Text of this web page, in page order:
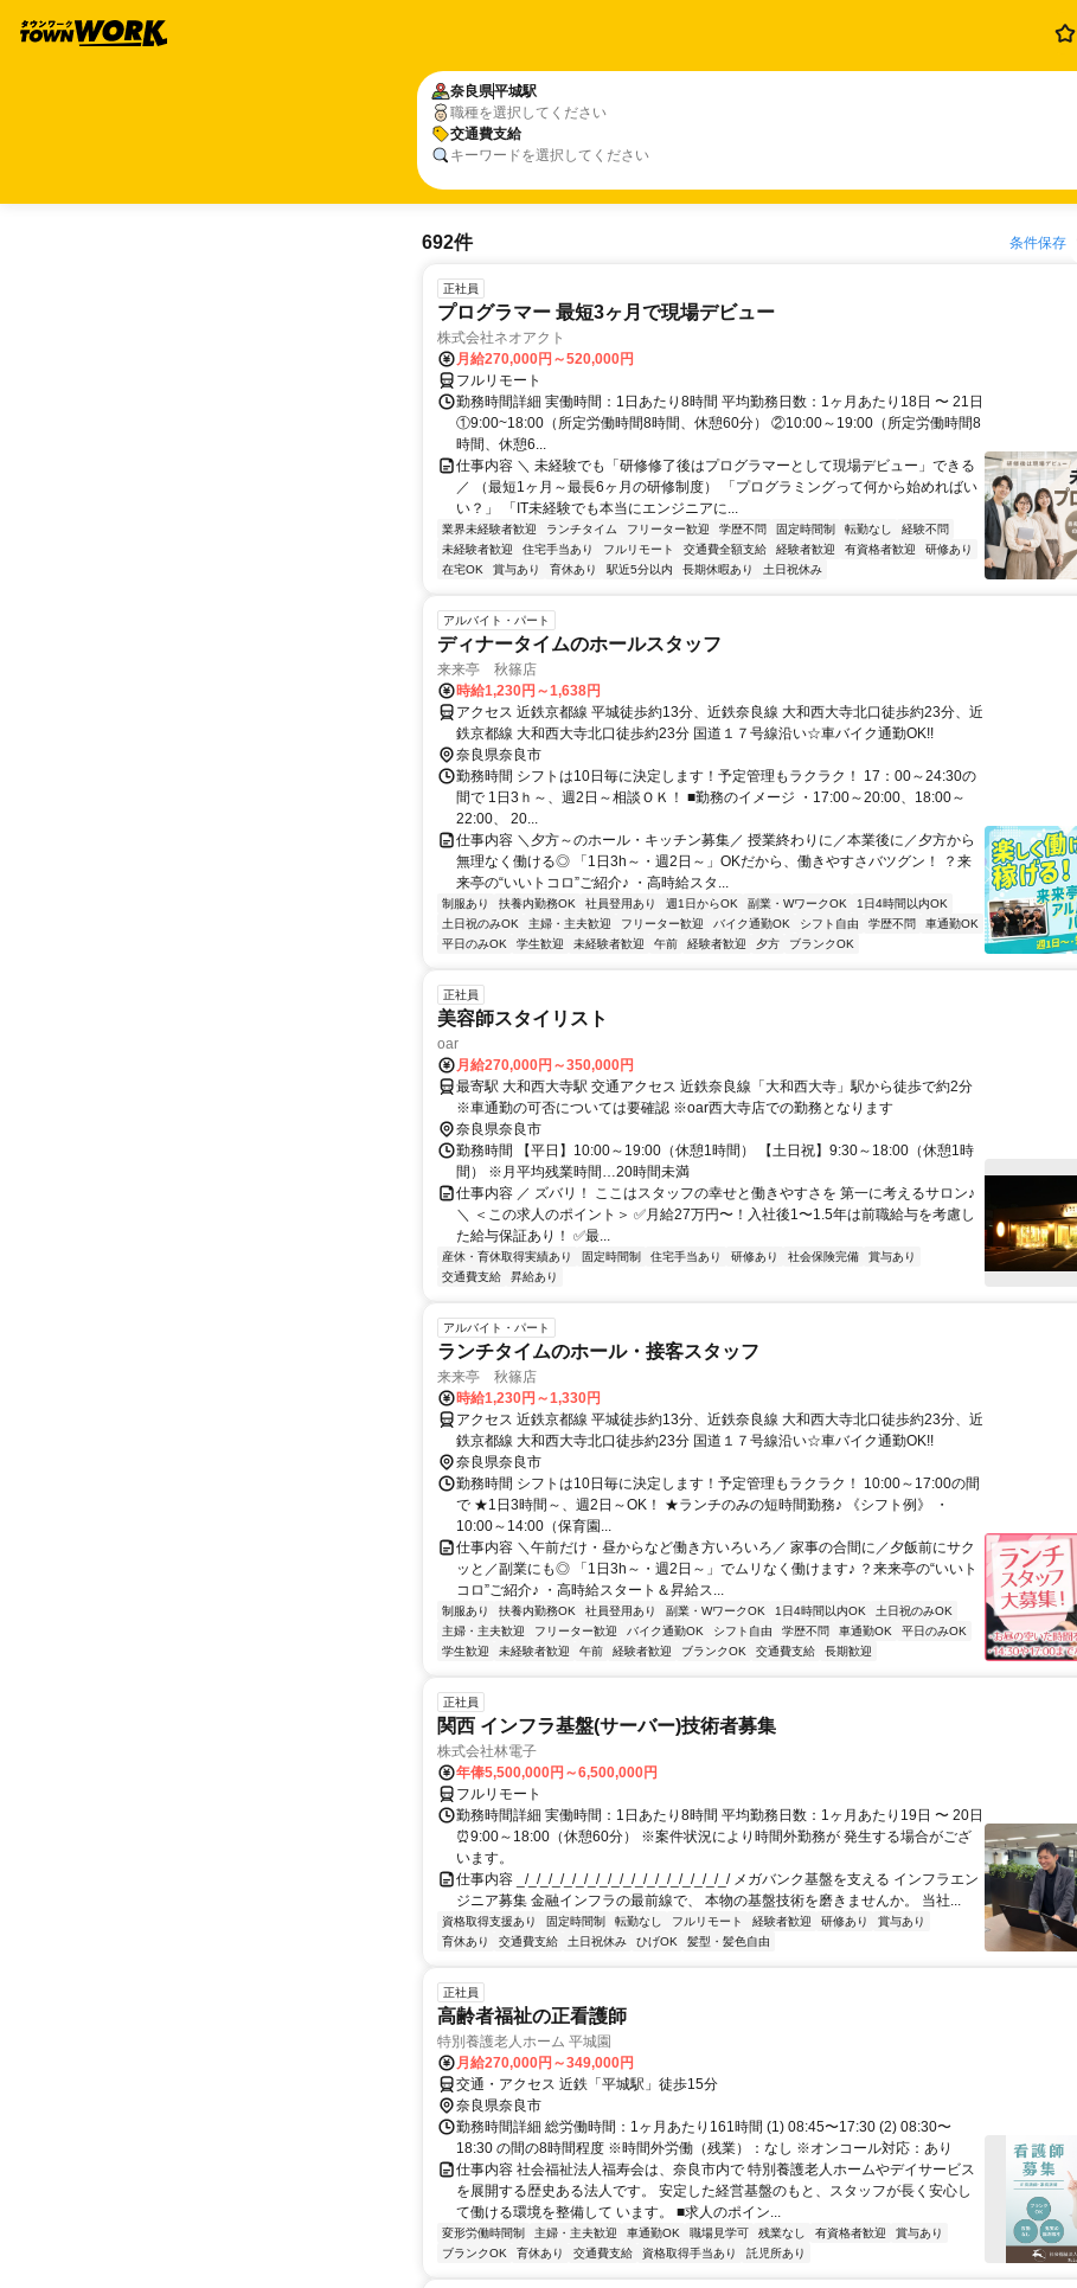
奈良県平城駅
職種を選択してください
交通費支給
キーワードを選択してください
692件 条件保存
正社員
プログラマー 最短3ヶ月で現場デビュー
株式会社ネオアクト
月給270,000円～520,000円
フルリモート
勤務時間詳細 実働時間：1日あたり8時間 平均勤務日数：1ヶ月あたり18日 〜 21日
①9:00~18:00（所定労働時間8時間、休憩60分） ②10:00～19:00（所定労働時間8
時間、休憩6...
仕事内容 ＼ 未経験でも「研修修了後はプログラマーとして現場デビュー」できる
／ （最短1ヶ月～最長6ヶ月の研修制度） 「プログラミングって何から始めればい
い？」 「IT未経験でも本当にエンジニアに...
業界未経験者歓迎 ランチタイム フリーター歓迎 学歴不問 固定時間制 転勤なし
経験不問
未経験者歓迎
住宅手当あり フルリモート 交通費全額支給 経験者歓迎 有資格者歓迎
研修あり
在宅OK
賞与あり 育休あり 駅近5分以内 長期休暇あり 土日祝休み
アルバイト・パート
ディナータイムのホールスタッフ
来来亭 秋篠店
時給1,230円～1,638円
アクセス 近鉄京都線 平城徒歩約13分、近鉄奈良線 大和西大寺北口徒歩約23分、近
鉄京都線 大和西大寺北口徒歩約23分 国道１７号線沿い☆車バイク通勤OK!!
奈良県奈良市
勤務時間 シフトは10日毎に決定します！予定管理もラクラク！ 17：00～24:30の
間で 1日3ｈ～、週2日～相談ＯＫ！ ■勤務のイメージ ・17:00～20:00、18:00～
22:00、 20...
仕事内容 ＼夕方～のホール・キッチン募集／ 授業終わりに／本業後に／夕方から
無理なく働ける◎ 「1日3h～・週2日～」OKだから、働きやすさバツグン！ ？来
来亭の“いいトコロ”ご紹介♪ ・高時給スタ...
制服あり 扶養内勤務OK 社員登用あり 週1日からOK 副業・WワークOK
1日4時間以内OK
土日祝のみOK
主婦・主夫歓迎 フリーター歓迎 バイク通勤OK シフト自由 学歴不問
車通勤OK
平日のみOK
学生歓迎 未経験者歓迎 午前 経験者歓迎 夕方 ブランクOK
正社員
美容師スタイリスト
oar
月給270,000円～350,000円
最寄駅 大和西大寺駅 交通アクセス 近鉄奈良線「大和西大寺」駅から徒歩で約2分
※車通勤の可否については要確認 ※oar西大寺店での勤務となります
奈良県奈良市
勤務時間 【平日】10:00～19:00（休憩1時間） 【土日祝】9:30～18:00（休憩1時
間） ※月平均残業時間…20時間未満
仕事内容 ／ ズバリ！ ここはスタッフの幸せと働きやすさを 第一に考えるサロン♪
＼ ＜この求人のポイント＞ ✅月給27万円〜！入社後1〜1.5年は前職給与を考慮し
た給与保証あり！ ✅最...
産休・育休取得実績あり 固定時間制 住宅手当あり 研修あり 社会保険完備
賞与あり
交通費支給
昇給あり
アルバイト・パート
ランチタイムのホール・接客スタッフ
来来亭 秋篠店
時給1,230円～1,330円
アクセス 近鉄京都線 平城徒歩約13分、近鉄奈良線 大和西大寺北口徒歩約23分、近
鉄京都線 大和西大寺北口徒歩約23分 国道１７号線沿い☆車バイク通勤OK!!
奈良県奈良市
勤務時間 シフトは10日毎に決定します！予定管理もラクラク！ 10:00～17:00の間
で ★1日3時間～、週2日～OK！ ★ランチのみの短時間勤務♪ 《シフト例》 ・
10:00～14:00（保育園...
仕事内容 ＼午前だけ・昼からなど働き方いろいろ／ 家事の合間に／夕飯前にサク
ッと／副業にも◎ 「1日3h～・週2日～」でムリなく働けます♪ ？来来亭の“いいト
コロ”ご紹介♪ ・高時給スタート＆昇給ス...
制服あり 扶養内勤務OK 社員登用あり 副業・WワークOK 1日4時間以内OK
土日祝のみOK
主婦・主夫歓迎
フリーター歓迎 バイク通勤OK シフト自由 学歴不問 車通勤OK
平日のみOK
学生歓迎
未経験者歓迎 午前 経験者歓迎 ブランクOK 交通費支給 長期歓迎
正社員
関西 インフラ基盤(サーバー)技術者募集
株式会社林電子
年俸5,500,000円～6,500,000円
フルリモート
勤務時間詳細 実働時間：1日あたり8時間 平均勤務日数：1ヶ月あたり19日 〜 20日
⏰9:00～18:00（休憩60分） ※案件状況により時間外勤務が 発生する場合がござ
います。
仕事内容 _/_/_/_/_/_/_/_/_/_/_/_/_/_/_/_/_/_/ メガバンク基盤を支える インフラエン
ジニア募集 金融インフラの最前線で、 本物の基盤技術を磨きませんか。 当社...
資格取得支援あり 固定時間制 転勤なし フルリモート 経験者歓迎 研修あり
賞与あり
育休あり
交通費支給 土日祝休み ひげOK 髪型・髪色自由
正社員
高齢者福祉の正看護師
特別養護老人ホーム 平城園
月給270,000円～349,000円
交通・アクセス 近鉄「平城駅」徒歩15分
奈良県奈良市
勤務時間詳細 総労働時間：1ヶ月あたり161時間 (1) 08:45〜17:30 (2) 08:30〜
18:30 の間の8時間程度 ※時間外労働（残業）：なし ※オンコール対応：あり
仕事内容 社会福祉法人福寿会は、奈良市内で 特別養護老人ホームやデイサービス
を展開する歴史ある法人です。 安定した経営基盤のもと、スタッフが長く安心し
て働ける環境を整備して います。 ■求人のポイン...
変形労働時間制 主婦・主夫歓迎 車通勤OK 職場見学可 残業なし 有資格者歓迎
賞与あり
ブランクOK
育休あり 交通費支給 資格取得手当あり 託児所あり